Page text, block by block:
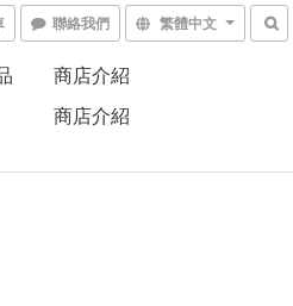
聯絡我們 繁體中文
商店介紹
商店介紹